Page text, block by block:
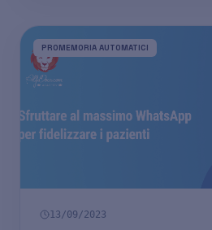
PROMEMORIA AUTOMATICI
13/09/2023